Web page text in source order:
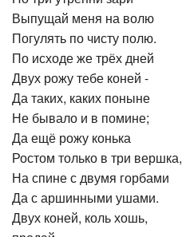
Выпущай меня на волю
Погулять по чисту полю.
По исходе же трёх дней
Двух рожу тебе коней -
Да таких, каких поныне
Не бывало и в помине;
Да ещё рожу конька
Ростом только в три вершка,
На спине с двумя горбами
Да с аршинными ушами.
Двух коней, коль хошь,